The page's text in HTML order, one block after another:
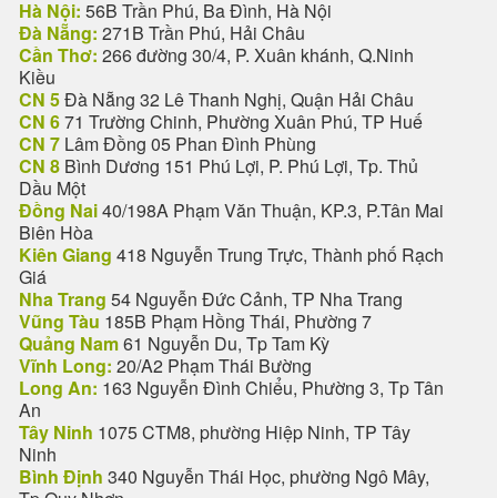
Hà Nội: 56B Trần Phú, Ba Đình, Hà Nội
Đà Nẵng: 271B Trần Phú, Hải Châu
Cần Thơ: 266 đường 30/4, P. Xuân khánh, Q.Ninh
Kiều
CN 5Đà Nẵng 32 Lê Thanh Nghị, Quận Hải Châu
CN 671 Trường Chinh, Phường Xuân Phú, TP Huế
CN 7 Lâm Đồng 05 Phan Đình Phùng
CN 8 Bình Dương 151 Phú Lợi, P. Phú Lợi, Tp. Thủ
Dầu Một
Đồng Nai40/198A Phạm Văn Thuận, KP.3, P.Tân Mai
Biên Hòa
Kiên Giang 418 Nguyễn Trung Trực, Thành phố Rạch
Giá
Nha Trang 54 Nguyễn Đức Cảnh, TP Nha Trang
Vũng Tàu 185B Phạm Hồng Thái, Phường 7
Quảng Nam61 Nguyễn Du, Tp Tam Kỳ
Vĩnh Long: 20/A2 Phạm Thái Bường
Long An: 163 Nguyễn Đình Chiểu, Phường 3, Tp Tân
An
Tây Ninh 1075 CTM8, phường Hiệp Ninh, TP Tây
Ninh
Bình Định 340 Nguyễn Thái Học, phường Ngô Mây,